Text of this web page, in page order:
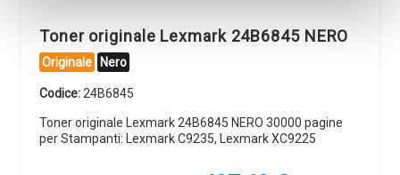
Toner originale Lexmark 24B6845 NERO
Originale Nero
Codice:24B6845
Toner originale Lexmark 24B6845 NERO 30000 pagine
per Stampanti: Lexmark C9235, Lexmark XC9225